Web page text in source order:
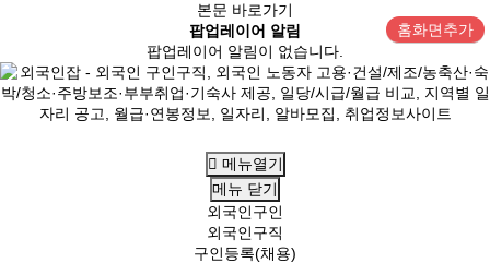
본문 바로가기
팝업레이어 알림
팝업레이어 알림이 없습니다.
홈화면추가
메뉴열기
메뉴 닫기
외국인구인
외국인구직
구인등록(채용)